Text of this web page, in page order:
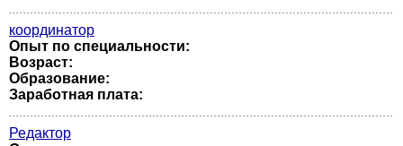
координатор
Опыт по специальности:
Возраст:
Образование:
Заработная плата:
Редактор